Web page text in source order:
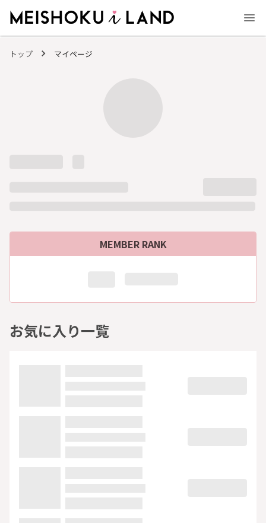
トップ マイページ
MEMBER RANK
お気に入り一覧